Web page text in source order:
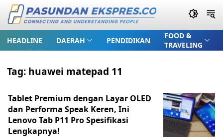
HEADLINE DAERAH PENDIDIKAN
FOOD &
TRAVELING
Tag: huawei matepad 11
Tablet Premium dengan Layar OLED
dan Performa Speak Keren, Ini
Lenovo Tab P11 Pro Spesifikasi
Lengkapnya!